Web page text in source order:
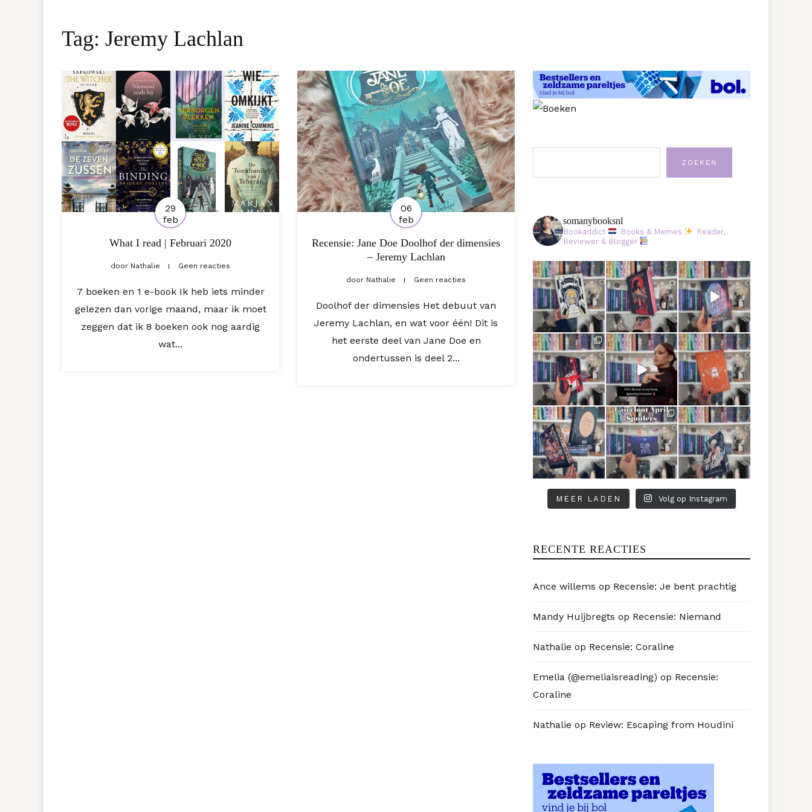
Tag: Jeremy Lachlan
29
feb
What I read | Februari 2020
door Nathalie Geen reacties
7 boeken en 1 e-book Ik heb iets minder
gelezen dan vorige maand, maar ik moet
zeggen dat ik 8 boeken ook nog aardig
wat...
06
feb
Recensie: Jane Doe Doolhof der dimensies
– Jeremy Lachlan
door Nathalie Geen reacties
Doolhof der dimensies Het debuut van
Jeremy Lachlan, en wat voor één! Dit is
het eerste deel van Jane Doe en
ondertussen is deel 2...
ZOEKEN
somanybooksnl
Bookaddict Books & Memes
Reader,
Reviewer & Blogger
MEER LADEN Volg op Instagram
RECENTE REACTIES
Ance willems op Recensie: Je bent prachtig
Mandy Huijbregts op Recensie: Niemand
Nathalie op Recensie: Coraline
Emelia (@emeliaisreading) op Recensie:
Coraline
Nathalie op Review: Escaping from Houdini